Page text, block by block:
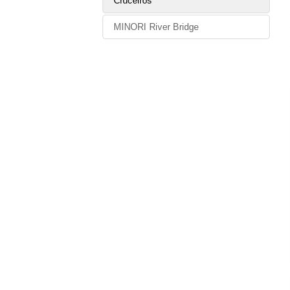
MINORI River Bridge